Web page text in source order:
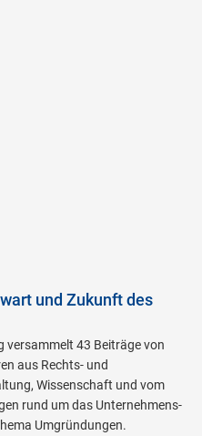
und Zukunft des
versammelt 43 Beiträge von
aus Rechts- und
Wissenschaft und vom
rund um das Unternehmens-
Umgründungen.